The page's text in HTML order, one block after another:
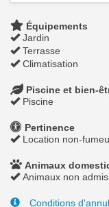
Équipements
Jardin
Terrasse
Climatisation
Piscine et bien-
Piscine
Pertinence
Location non-
Animaux
Animaux non admis
Conditions